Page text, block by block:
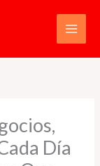
Día